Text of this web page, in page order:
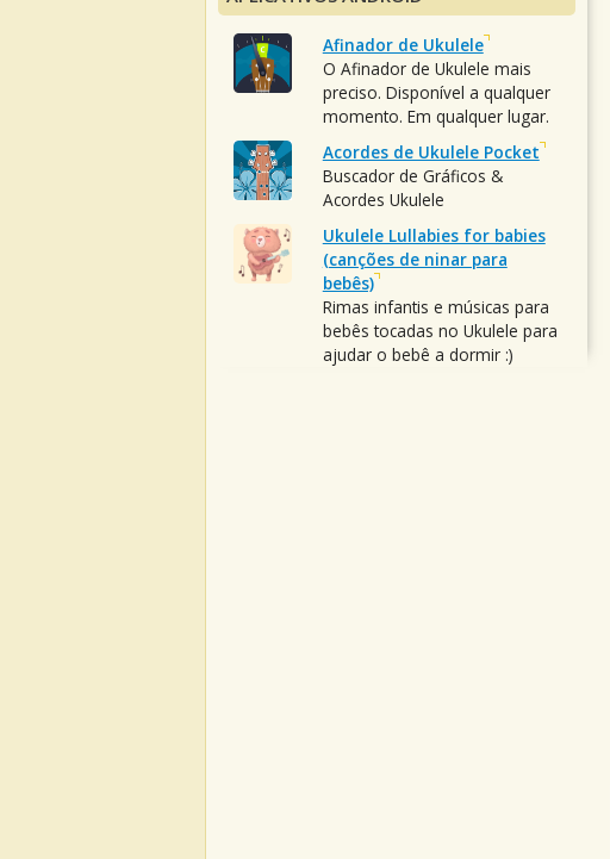
Afinador de Ukulele
O Afinador de Ukulele mais
preciso. Disponível a qualquer
momento. Em qualquer lugar.
Acordes de Ukulele Pocket
Buscador de Gráficos &
Acordes Ukulele
Ukulele Lullabies for babies
(canções de ninar para
bebês)
Rimas infantis e músicas para
bebês tocadas no Ukulele para
ajudar o bebê a dormir :)